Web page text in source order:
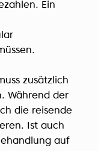
Ein
zusätzlich
Während der
die reisende
Ist auch
auf